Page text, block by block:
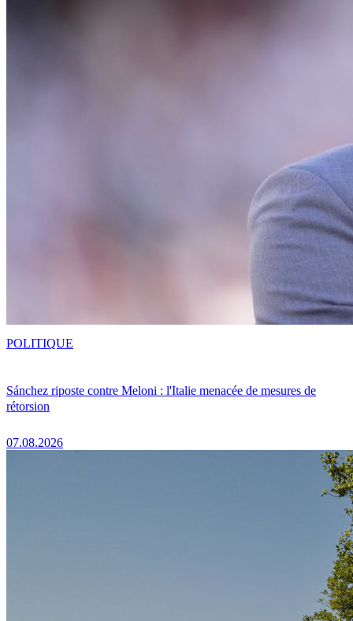
Sánchez riposte contre Meloni : l'Italie menacée de mesures de
rétorsion
07.08.2026
POLITIQUE